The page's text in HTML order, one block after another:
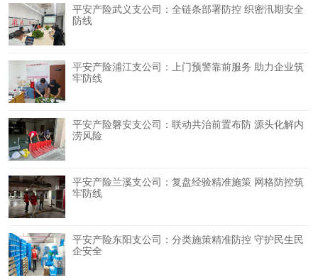
平安产险武义支公司：全链条部署防控 织密汛期安全
防线
平安产险浦江支公司：上门预警靠前服务 助力企业筑
牢防线
平安产险磐安支公司：联动共治前置布防 源头化解内
涝风险
平安产险兰溪支公司：复盘经验精准施策 网格防控筑
牢防线
平安产险东阳支公司：分类施策精准防控 守护民生民
企安全